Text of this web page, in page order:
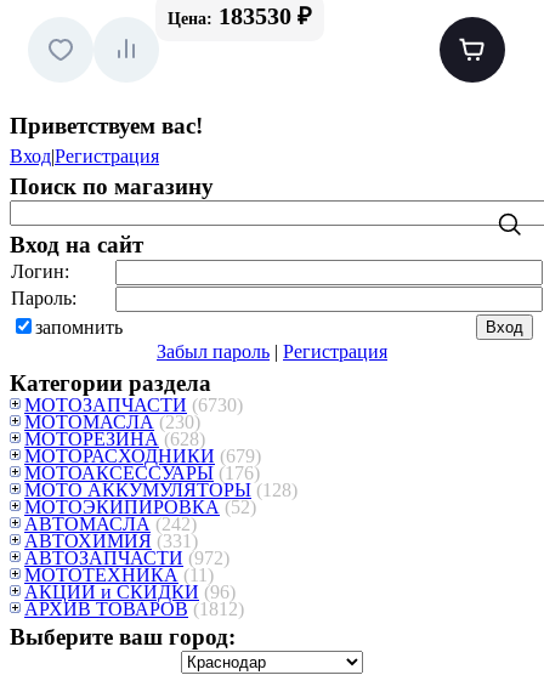
Цена: 183530 ₽
Приветствуем вас!
Вход|Регистрация
Поиск по магазину
Вход на сайт
Логин:
Пароль:
запомнить
Забыл пароль | Регистрация
Категории раздела
МОТОЗАПЧАСТИ (6730)
МОТОМАСЛА (230)
МОТОРЕЗИНА (628)
МОТОРАСХОДНИКИ (679)
МОТОАКСЕССУАРЫ (176)
МОТО АККУМУЛЯТОРЫ (128)
МОТОЭКИПИРОВКА (52)
АВТОМАСЛА (242)
АВТОХИМИЯ (331)
АВТОЗАПЧАСТИ (972)
МОТОТЕХНИКА (11)
АКЦИИ и СКИДКИ (96)
АРХИВ ТОВАРОВ (1812)
Выберите ваш город: